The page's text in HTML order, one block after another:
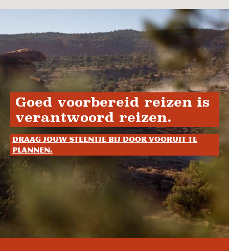
Goed voorbereid reizen is
verantwoord reizen.
Draag jouw steentje bij door vooruit te
plannen.